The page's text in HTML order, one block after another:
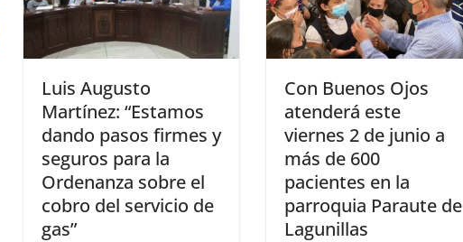
Luis Augusto
Martínez: “Estamos
dando pasos firmes y
seguros para la
Ordenanza sobre el
cobro del servicio de
gas”
Con Buenos Ojos
atenderá este
viernes 2 de junio a
más de 600
pacientes en la
parroquia Paraute de
Lagunillas